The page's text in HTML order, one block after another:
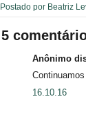
Postado por Beatriz
5
Anônimo
16.10.16